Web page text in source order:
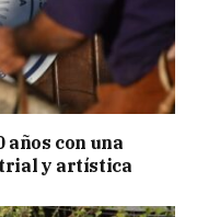
con una
y artística